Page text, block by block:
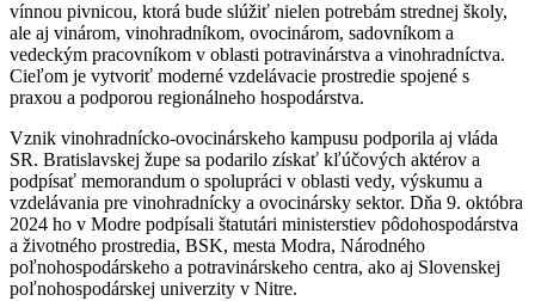
vínnou pivnicou, ktorá bude slúžiť nielen potrebám strednej školy,
ale aj vinárom, vinohradníkom, ovocinárom, sadovníkom a
vedeckým pracovníkom v oblasti potravinárstva a vinohradníctva.
Cieľom je vytvoriť moderné vzdelávacie prostredie spojené s
praxou a podporou regionálneho hospodárstva.
Vznik vinohradnícko-ovocinárskeho kampusu podporila aj vláda
SR. Bratislavskej župe sa podarilo získať kľúčových aktérov a
podpísať memorandum o spolupráci v oblasti vedy, výskumu a
vzdelávania pre vinohradnícky a ovocinársky sektor. Dňa 9. októbra
2024 ho v Modre podpísali štatutári ministerstiev pôdohospodárstva
a životného prostredia, BSK, mesta Modra, Národného
poľnohospodárskeho a potravinárskeho centra, ako aj Slovenskej
poľnohospodárskej univerzity v Nitre.